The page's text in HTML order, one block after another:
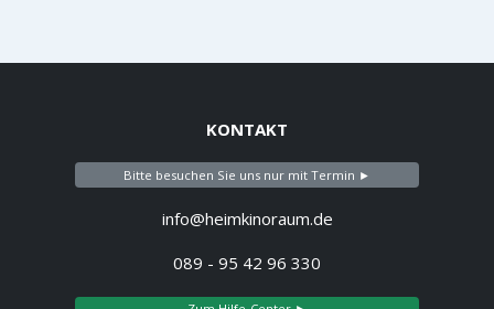
KONTAKT
Bitte besuchen Sie uns nur mit Termin ►
info@heimkinoraum.de
089 - 95 42 96 330